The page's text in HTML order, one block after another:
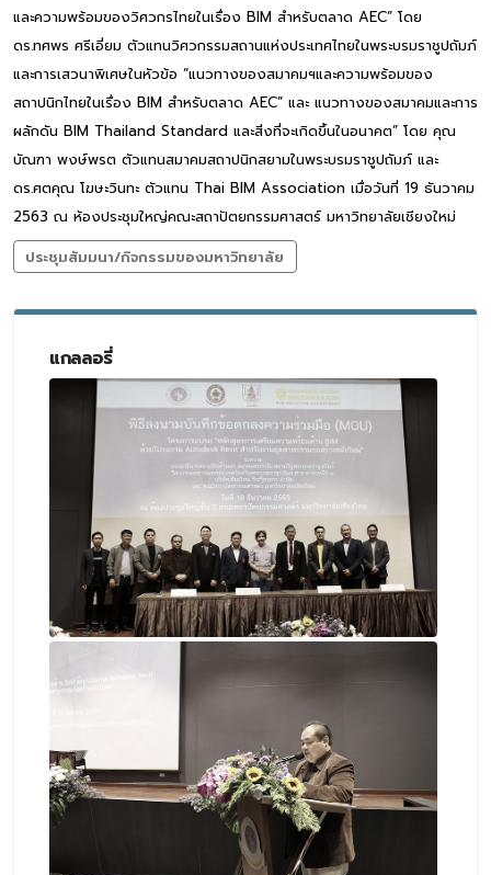
และความพร้อมของวิศวกรไทยในเรื่อง BIM สำหรับตลาด AEC” โดย
ดร.ทศพร ศรีเอี่ยม ตัวแทนวิศวกรรมสถานแห่งประเทศไทยในพระบรมราชูปถัมภ์
และการเสวนาพิเศษในหัวข้อ “แนวทางของสมาคมฯและความพร้อมของ
สถาปนิกไทยในเรื่อง BIM สำหรับตลาด AEC” และ แนวทางของสมาคมและการ
ผลักดัน BIM Thailand Standard และสิ่งที่จะเกิดขึ้นในอนาคต” โดย คุณ
บัณฑา พงษ์พรต ตัวแทนสมาคมสถาปนิกสยามในพระบรมราชูปถัมภ์ และ
ดร.ศตคุณ โฆษะวินทะ ตัวแทน Thai BIM Association เมื่อวันที่ 19 ธันวาคม
2563 ณ ห้องประชุมใหญ่คณะสถาปัตยกรรมศาสตร์ มหาวิทยาลัยเชียงใหม่
ประชุมสัมมนา/กิจกรรมของมหาวิทยาลัย
แกลลอรี่